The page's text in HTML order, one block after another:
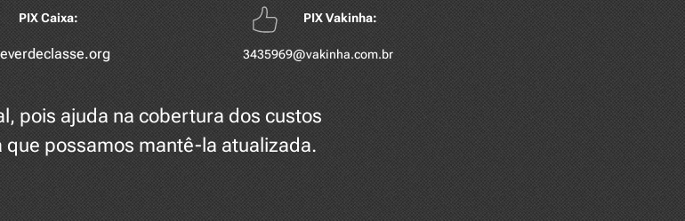
PIX Caixa: PIX Vakinha:
3435969@vakinha.com.br
pois ajuda na cobertura dos custos
possamos mantê-la atualizada.